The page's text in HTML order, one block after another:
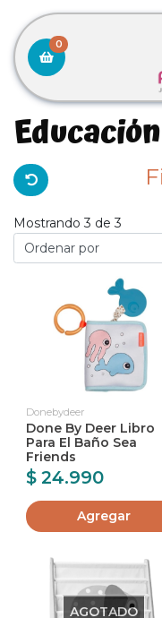
0
Educación
Mostrando 3 de 3
Donebydeer
Done By Deer Libro
Para El Baño Sea
Friends
$ 24.990
Agregar
AGOTADO